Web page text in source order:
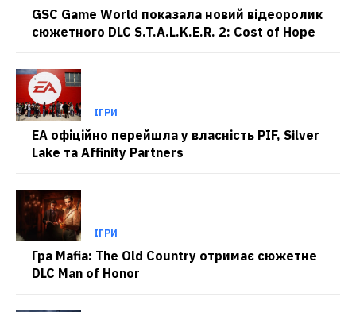
GSC Game World показала новий відеоролик
сюжетного DLC S.T.A.L.K.E.R. 2: Cost of Hope
ІГРИ
EA офіційно перейшла у власність PIF, Silver
Lake та Affinity Partners
ІГРИ
Гра Mafia: The Old Country отримає сюжетне
DLC Man of Honor